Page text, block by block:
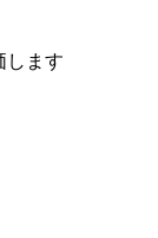
します